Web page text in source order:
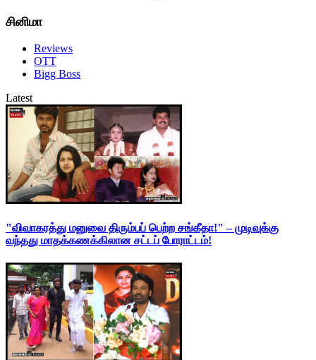
சினிமா
Reviews
OTT
Bigg Boss
Latest
"விவாகரத்து மனுவை திரும்பப் பெற்ற சங்கீதா!" – முடிவுக்கு
வந்தது மாதக்கணக்கிலான சட்டப் போராட்டம்!